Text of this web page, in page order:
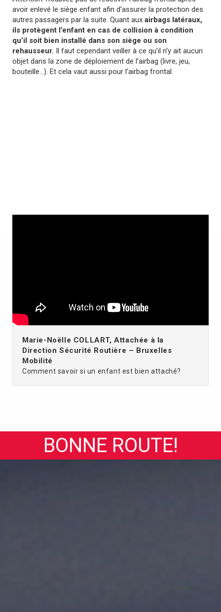
avoir enlevé le siège enfant afin d’assurer la protection des
autres passagers par la suite. Quant aux airbags latéraux,
ils protègent l’enfant en cas de collision à condition
qu’il soit bien installé dans son siège ou son
rehausseur. Il faut cependant veiller à ce qu’il n’y ait aucun
objet dans la zone de déploiement de l’airbag (livre, jeu,
bouteille…). Et cela vaut aussi pour l’airbag frontal.
Marie-Noëlle COLLART, Attachée à la
Direction Sécurité Routière – Bruxelles
Mobilité
Comment savoir si un enfant est bien attaché?
BONNE ROUTE!